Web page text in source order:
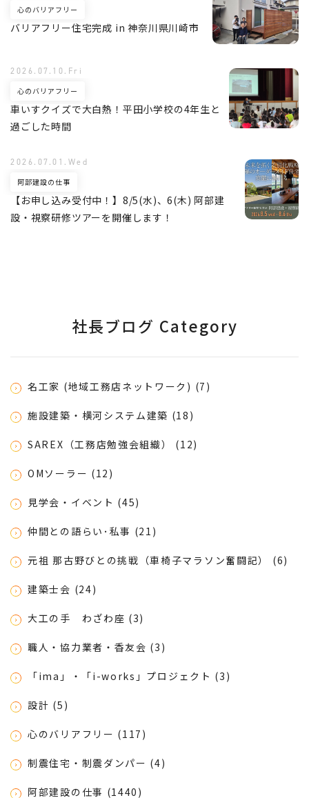
バリアフリー住宅完成 in 神奈川県川崎市
心のバリアフリー
車いすクイズで大白熱！平田小学校の4年生と
過ごした時間
心のバリアフリー
2026.07.10.Fri
【お申し込み受付中！】8/5(水)、6(木) 阿部建
設・視察研修ツアーを開催します！
阿部建設の仕事
2026.07.01.Wed
社長ブログ Category
名工家 (地域工務店ネットワーク) (7)
施設建築・横河システム建築 (18)
SAREX（工務店勉強会組織） (12)
OMソーラー (12)
見学会・イベント (45)
仲間との語らい･私事 (21)
元祖 那古野びとの挑戦（車椅子マラソン奮闘記） (6)
建築士会 (24)
大工の手 わざわ座 (3)
職人・協力業者・香友会 (3)
「ima」・「i-works」プロジェクト (3)
設計 (5)
心のバリアフリー (117)
制震住宅・制震ダンパー (4)
阿部建設の仕事 (1440)